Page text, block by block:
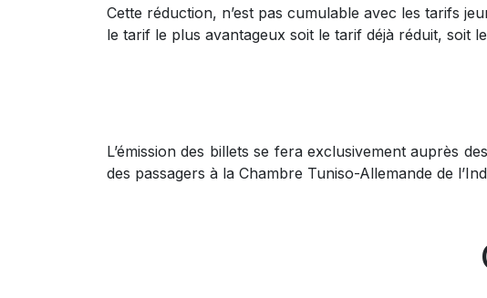
Cette réduction, n’est pas cumulable avec les tarifs
le tarif le plus avantageux soit le tarif déjà réduit, soit
L’émission des billets se fera exclusivement auprès
des passagers à la Chambre Tuniso-Allemande de